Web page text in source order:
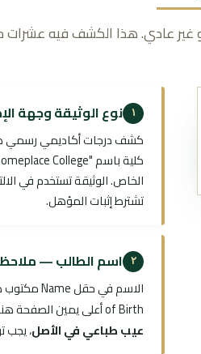
عادي. هذا الكشف فيه عشرات
١ نوع الوثيقة وجهة
الخاص. الوثيقة تستخدم في
تشترط إثبات المؤهل.
٢ اسم الطالب —
الاسم في حقل Name مكتوب صحيحاً:
of Birth أعلى يمين الصفحة هناك ما يبدو نسخاً مختلطاً:
عيب طباعي في الأصل، يجب